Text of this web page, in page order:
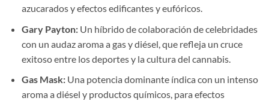
azucarados y efectos edificantes y eufóricos.
Gary Payton:Un híbrido de colaboración de celebridades
con un audaz aroma a gas y diésel, que refleja un cruce
exitoso entre los deportes y la cultura del cannabis.
Gas Mask:Una potencia dominante índica con un intenso
aroma a diésel y productos químicos, para efectos